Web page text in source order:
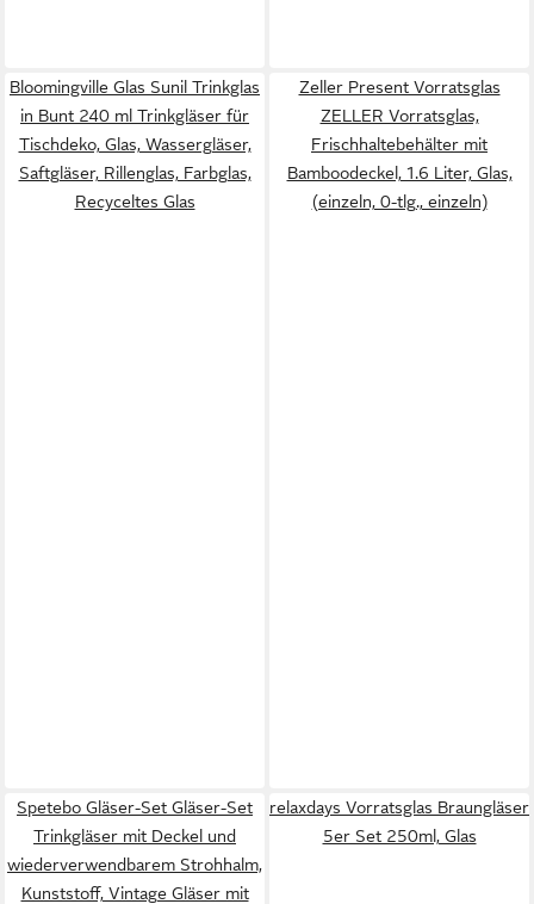
Bloomingville Glas Sunil Trinkglas
in Bunt 240 ml Trinkgläser für
Tischdeko, Glas, Wassergläser,
Saftgläser, Rillenglas, Farbglas,
Recyceltes Glas
Zeller Present Vorratsglas
ZELLER Vorratsglas,
Frischhaltebehälter mit
Bamboodeckel, 1.6 Liter, Glas,
(einzeln, 0-tlg., einzeln)
Spetebo Gläser-Set Gläser-Set
Trinkgläser mit Deckel und
wiederverwendbarem Strohhalm,
Kunststoff, Vintage Gläser mit
relaxdays Vorratsglas Braungläser
5er Set 250ml, Glas